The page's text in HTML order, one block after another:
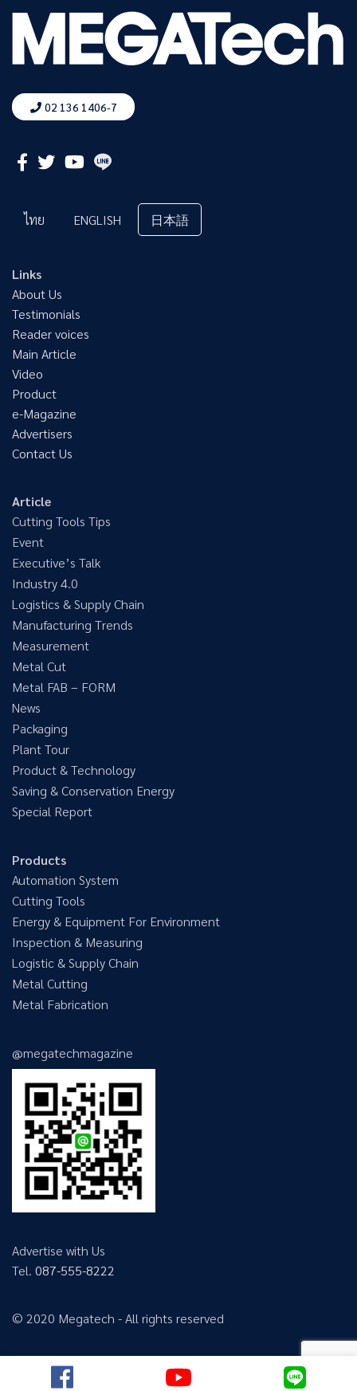
02 136 1406-7
ไทย ENGLISH 日本語
Links
About Us
Testimonials
Reader voices
Main Article
Video
Product
e-Magazine
Advertisers
Contact Us
Article
Cutting Tools Tips
Event
Executive’s Talk
Industry 4.0
Logistics & Supply Chain
Manufacturing Trends
Measurement
Metal Cut
Metal FAB – FORM
News
Packaging
Plant Tour
Product & Technology
Saving & Conservation Energy
Special Report
Products
Automation System
Cutting Tools
Energy & Equipment For Environment
Inspection & Measuring
Logistic & Supply Chain
Metal Cutting
Metal Fabrication
@megatechmagazine
Advertise with Us
Tel. 087-555-8222
© 2020 Megatech - All rights reserved